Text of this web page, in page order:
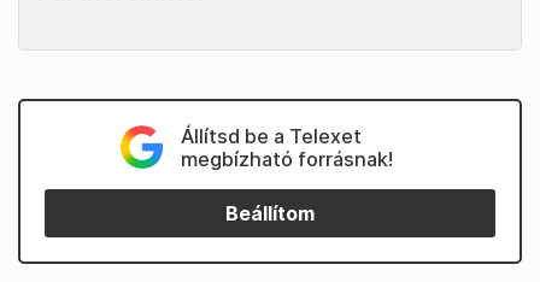
Állítsd be a Telexet
megbízható forrásnak!
Beállítom